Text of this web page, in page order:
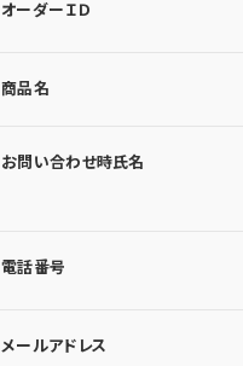
オーダーＩＤ
商品名
お問い合わせ時氏名
電話番号
メールアドレス